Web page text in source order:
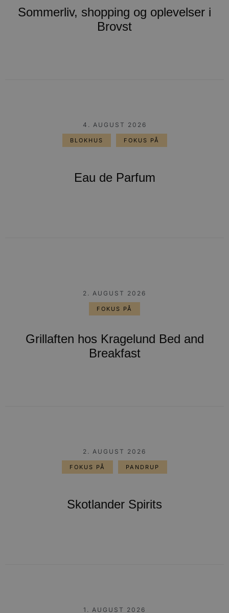
Sommerliv, shopping og oplevelser i
Brovst
BLOKHUS FOKUS PÅ
Eau de Parfum
4. AUGUST 2026
FOKUS PÅ
Grillaften hos Kragelund Bed and
Breakfast
2. AUGUST 2026
FOKUS PÅ PANDRUP
Skotlander Spirits
2. AUGUST 2026
1. AUGUST 2026